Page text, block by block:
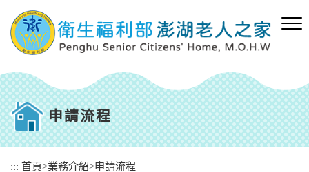
容
區
塊
申請流程
::: 首頁>業務介紹>申請流程